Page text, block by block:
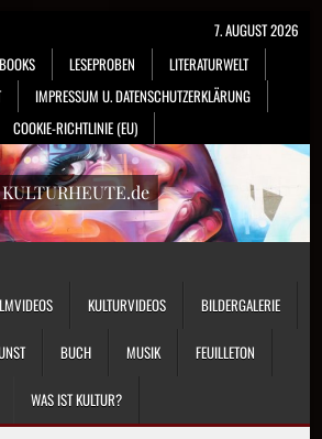
LESEPROBEN
LITERATURWELT
IMPRESSUM U. DATENSCHUTZERKLÄRUNG
COOKIE-RICHTLINIE (EU)
7. AUGUST 2026
KULTURHEUTE.de
KULTURVIDEOS BILDERGALERIE
BUCH MUSIK FEUILLETON
WAS IST KULTUR?